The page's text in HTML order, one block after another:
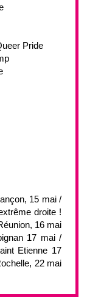
Pride
15 mai /
droite !
16 mai
17 mai /
Etienne 17
22 mai